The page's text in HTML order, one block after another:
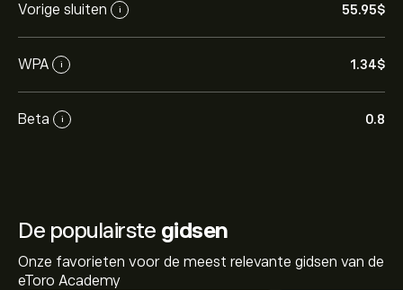
Vorige sluiten i 55.95‎$‎
WPA i 1.34‎$‎
Beta i 0.8
De populairste gidsen
Onze favorieten voor de meest relevante gidsen van de
eToro Academy